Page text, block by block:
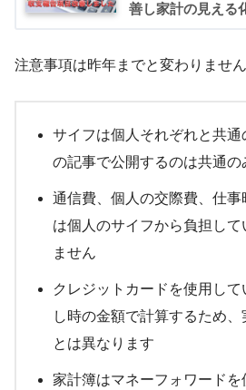
善し家計の見える
注意事項は昨年までと変わりません
サイフは個人それぞれと共通
の記事で公開するのは共通の
通信費、個人の交際費、仕
は個人のサイフから負担し
ません
クレジットカードを使用して
し時の金額で計算するため
とは異なります
家計簿はマネーフォワードを